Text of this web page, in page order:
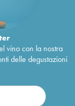
vino con la nostra
delle degustazioni